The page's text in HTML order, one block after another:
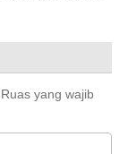
Ruas yang wajib